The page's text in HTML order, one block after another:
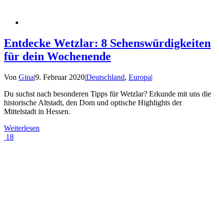
Entdecke Wetzlar: 8 Sehenswürdigkeiten
für dein Wochenende
Von Gina|9. Februar 2020|Deutschland, Europa|
Du suchst nach besonderen Tipps für Wetzlar? Erkunde mit uns die
historische Altstadt, den Dom und optische Highlights der
Mittelstadt in Hessen.
Weiterlesen
18